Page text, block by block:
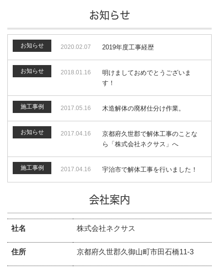
お知らせ
お知らせ 2020.02.07 2019年度工事経歴
お知らせ 2018.01.16
明けましておめでとうございま
す！
施工事例 2017.05.16 木造解体の廃材仕分け作業。
お知らせ 2017.04.16
京都府久世郡で解体工事のことな
ら「株式会社ネクサス」へ
施工事例 2017.04.16 宇治市で解体工事を行いました！
会社案内
社名 株式会社ネクサス
住所 京都府久世郡久御山町市田石橋11-3